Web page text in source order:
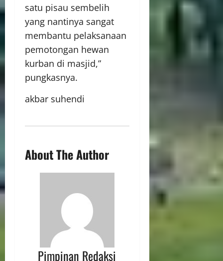
satu pisau sembelih
yang nantinya sangat
membantu pelaksanaan
pemotongan hewan
kurban di masjid,”
pungkasnya.
akbar suhendi
About The Author
Pimpinan Redaksi